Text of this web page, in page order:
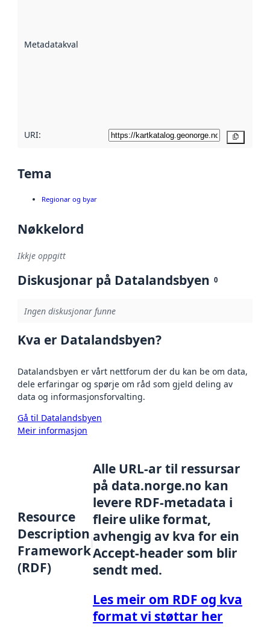
Metadatakvalitet
URI:
Tema
Regionar og byar
Nøkkelord
Ikkje oppgitt
Diskusjonar på Datalandsbyen 0
Ingen diskusjonar funne
Kva er Datalandsbyen?
Datalandsbyen er vårt nettforum der du kan be om data,
dele erfaringar og spørje om råd som gjeld deling av
data og informasjonsforvalting.
Gå til Datalandsbyen
Meir informasjon
Resource
Description
Framework
(RDF)
Alle URL-ar til ressursar
på data.norge.no kan
levere RDF-metadata i
fleire ulike format,
avhengig av kva for ein
Accept-header som blir
sendt med.
Les meir om RDF og kva
format vi støttar her